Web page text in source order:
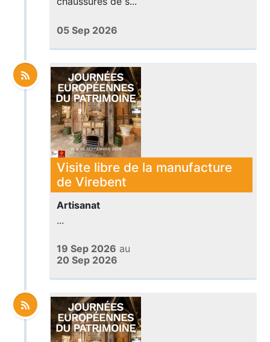
05 Sep 2026
Visite libre de la manufacture
de Virebent
Artisanat
...
19 Sep 2026 au
20 Sep 2026